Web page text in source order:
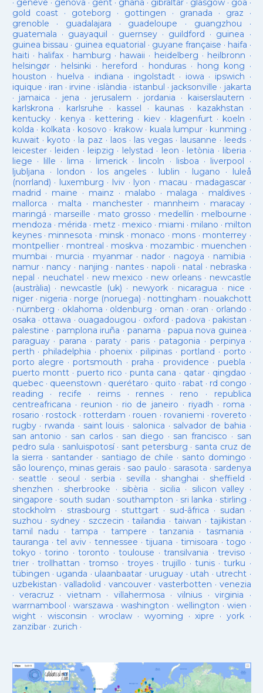
· geneve · genova · gent· ghana · gibraltar· glasgow· goa ·
gold coast · goteborg · gottingen · granada · graz ·
grenoble · guadalajara · guadeloupe · guangzhou ·
guatemala · guayaquil · guernsey· guildford · guinea ·
guinea bissau · guinea equatorial · guyane française · haifa ·
haiti · halifax · hamburg · hawaii · heidelberg · heilbronn ·
helsingør· helsinki · hereford · honduras· hong kong ·
houston · huelva · indiana · ingolstadt· iowa · ipswich ·
iquique · iran · irvine · islàndia · istanbul · jacksonville · jakarta
· jamaica · jena · jerusalem · jordania · kaiserslautern ·
karlskrona · karlsruhe · kassel · kaunas· kazakhstan ·
kentucky· kenya · kettering · kiev· klagenfurt · koeln ·
kolda · kolkata · kosovo · krakow· kuala lumpur · kunming ·
kuwait· kyoto · la paz · laos· las vegas· lausanne · leeds ·
leicester· leiden · leipzig · lelystad · leon · letònia · liberia ·
liege · lille · lima · limerick· lincoln · lisboa · liverpool ·
ljubljana · london · los angeles· lublin · lugano · luleå
(norrland) · luxemburg · lviv · lyon · macau · madagascar·
madrid · maine · mainz · malabo · malaga · maldives·
mallorca · malta · manchester· mannheim · maracay·
maringá · marseille · mato grosso · medellín · melbourne ·
mendoza · mérida · metz · mexico · miami · milano · milton
keynes· minnesota · minsk · monaco · mons · monterrey ·
montpellier· montreal · moskva · mozambic· muenchen ·
mumbai · murcia · myanmar· nador · nagoya · namibia ·
namur· nancy · nanjing · nantes · napoli · natal · nebraska ·
nepal · neuchatel · new mexico · new orleans· newcastle
(austràlia) · newcastle (uk) · newyork· nicaragua · nice ·
niger· nigeria · norge (noruega) · nottingham · nouakchott
· nürnberg · oklahoma · oldenburg · oman · oran · orlando ·
osaka · ottawa · ouagadougou · oxford ·padova ·pakistan ·
palestine · pamplona iruña · panama · papua nova guinea ·
paraguay· parana ·paraty · paris·patagonia · perpinya ·
perth ·philadelphia · phoenix·pilipinas ·portland · porto ·
porto alegre ·portsmouth ·praha · providence ·puebla ·
puerto montt· puerto rico ·punta cana · qatar · qingdao ·
quebec· queenstown · querétaro · quito · rabat · rd congo ·
reading · recife · reims· rennes · reno · republica
centreafricana · reunion · rio de janeiro · riyadh · roma ·
rosario · rostock · rotterdam · rouen · rovaniemi · rovereto ·
rugby· rwanda · saint louis · salonica · salvador de bahia ·
san antonio · san carlos· san diego · san francisco · san
pedro sula · sanluispotosí· sant petersburg · santa cruz de
la sierra · santander · santiago de chile · santo domingo ·
são lourenço, minas gerais · sao paulo · sarasota · sardenya
· seattle · seoul · serbia · sevilla · shanghai · sheffield ·
shenzhen · sherbrooke · sibèria · sicilia · silicon valley ·
singapore · south sudan · southampton · sri lanka · stirling ·
stockholm · strasbourg · stuttgart· sud-âfrica · sudan ·
suzhou · sydney · szczecin ·tailandia ·taiwan · tajikistan ·
tamil nadu ·tampa · tampere · tanzania ·tasmania ·
tauranga ·tel aviv· tennessee ·tijuana ·timisoara ·togo ·
tokyo ·torino ·toronto ·toulouse ·transilvania ·treviso ·
trier· trollhattan · tromso · troyes·trujillo ·tunis ·turku ·
tübingen · uganda · ulaanbaatar · uruguay · utah · utrecht ·
uzbekistan · valladolid · vancouver· vasterbotten · venezia
· veracruz · vietnam · villahermosa ·vilnius ·virginia ·
warrnambool ·warszawa ·washington · wellington · wien ·
wight· wisconsin ·wroclaw · wyoming ·xipre · york·
zanzibar· zurich ·